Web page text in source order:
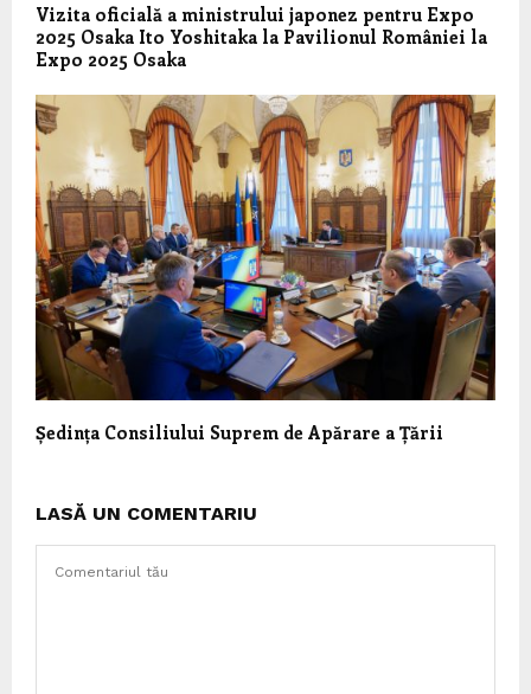
Vizita oficială a ministrului japonez pentru Expo
2025 Osaka Ito Yoshitaka la Pavilionul României la
Expo 2025 Osaka
Ședința Consiliului Suprem de Apărare a Țării
LASĂ UN COMENTARIU